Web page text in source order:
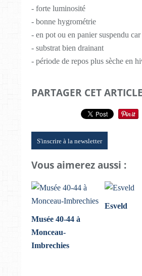
- forte luminosité
- bonne hygrométrie
- en pot ou en panier suspendu
- substrat bien drainant
- période de repos plus sèche en
PARTAGER CET ARTICLE
S'inscrire à la newsletter
Vous aimerez aussi :
Musée 40-44 à
Monceau-
Imbrechies
Esveld